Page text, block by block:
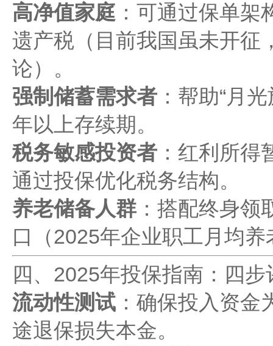
高净值家庭 ：可通过保单
遗产税（目前我国虽未开征
论）。
强制储蓄需求者：帮助“月
年以上存续期。
税务敏感投资者：红利所得
通过投保优化税务结构。
养老储备人群：搭配终身领
口（2025年企业职工月均
四、2025年投保指南：四
流动性测试：确保投入资金
途退保损失本金。